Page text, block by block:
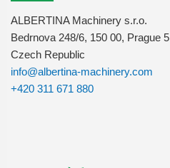
ALBERTINA Machinery s.r.o.
Bedrnova 248/6, 150 00, Prague 5
Czech Republic
info@albertina-machinery.com
+420 311 671 880